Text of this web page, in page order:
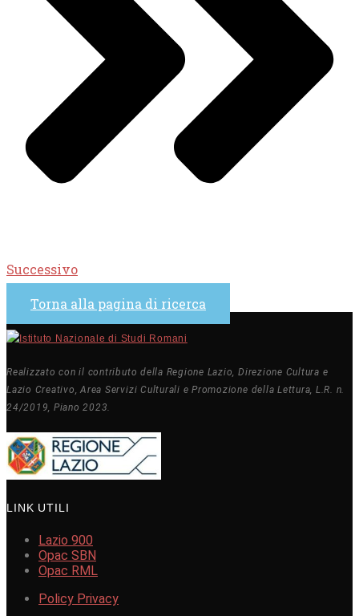
Successivo
Torna alla pagina di ricerca
Realizzato con il contributo della Regione Lazio, Direzione Cultura e
Lazio Creativo, Area Servizi Culturali e Promozione della Lettura, L.R. n.
24/2019, Piano 2023.
LINK UTILI
Lazio 900
Opac SBN
Opac RML
Policy Privacy